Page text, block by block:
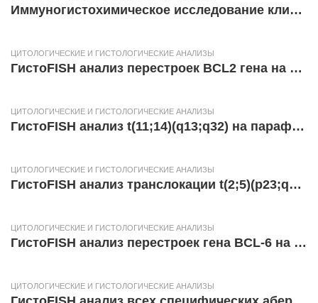
Иммуногистохимическое исследование клинического материала (с использованием 2 антител)
ЦИТОЛОГИЧЕСКИЕ И ГИСТОЛОГИЧЕСКИЕ АНАЛИЗЫ
ГистоFISH анализ перестроек BCL2 гена на парафиновых срезах
ЦИТОЛОГИЧЕСКИЕ И ГИСТОЛОГИЧЕСКИЕ АНАЛИЗЫ
ГистоFISH анализ t(11;14)(q13;q32) на парафиновых срезах
ЦИТОЛОГИЧЕСКИЕ И ГИСТОЛОГИЧЕСКИЕ АНАЛИЗЫ
ГистоFISH анализ транслокации t(2;5)(p23;q35) на парафиновых срезах
ЦИТОЛОГИЧЕСКИЕ И ГИСТОЛОГИЧЕСКИЕ АНАЛИЗЫ
ГистоFISH анализ перестроек гена BCL-6 на парафиновых срезах
ЦИТОЛОГИЧЕСКИЕ И ГИСТОЛОГИЧЕСКИЕ АНАЛИЗЫ